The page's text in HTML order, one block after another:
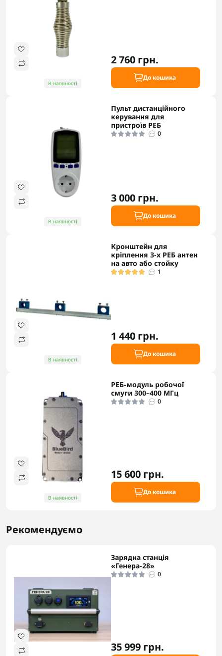
В наявності
2 760 грн.
До кошика
В наявності
Пульт дистанційного
керування для
пристроїв РЕБ
0
3 000 грн.
До кошика
В наявності
Кронштейн для
кріплення 3-х РЕБ антен
на авто або стойку
1
1 440 грн.
До кошика
В наявності
РЕБ-модуль робочої
смуги 300–400 МГц
0
15 600 грн.
До кошика
Рекомендуємо
Зарядна станція
«Генера-28»
0
35 999 грн.